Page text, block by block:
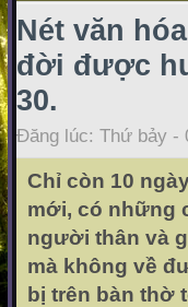
Nét văn
đời được
30.
Đăng lúc: Thứ bảy -
Chỉ còn 10
mới, có những
người thân và
mà không về
bị trên bàn thờ